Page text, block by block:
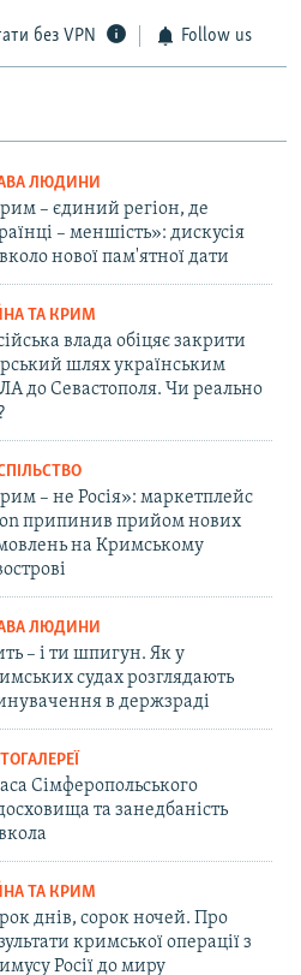
без VPN Follow us
ЛЮДИНИ
– єдиний регіон, де
– меншість»: дискусія
нової пам'ятної дати
ТА КРИМ
влада обіцяє закрити
шлях українським
до Севастополя. Чи реально
– не Росія»: маркетплейс
припинив прийом нових
на Кримському
ЛЮДИНИ
– і ти шпигун. Як у
судах розглядають
в держзраді
Сімферопольського
та занедбаність
ТА КРИМ
днів, сорок ночей. Про
кримської операції з
Росії до миру